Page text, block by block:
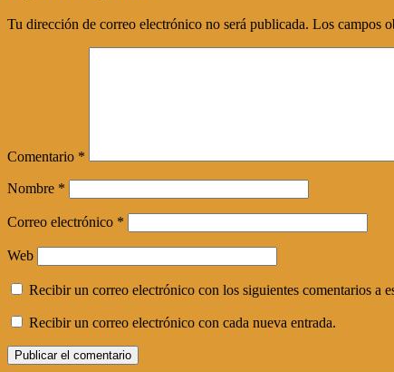
Tu dirección de correo electrónico no será publicada. Los campos
Comentario *
Nombre *
Correo electrónico *
Web
Recibir un correo electrónico con los siguientes comentarios a
Recibir un correo electrónico con cada nueva entrada.